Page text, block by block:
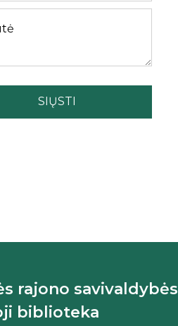
SIŲSTI
rajono savivaldybės
biblioteka